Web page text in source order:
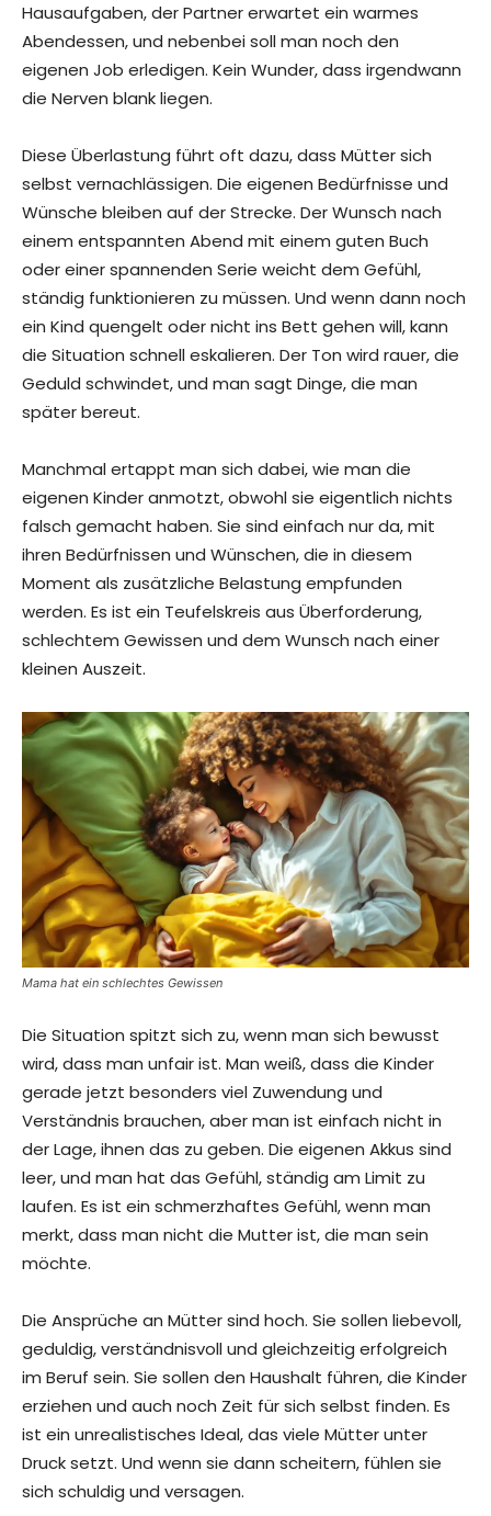
Hausaufgaben, der Partner erwartet ein warmes
Abendessen, und nebenbei soll man noch den
eigenen Job erledigen. Kein Wunder, dass irgendwann
die Nerven blank liegen.
Diese Überlastung führt oft dazu, dass Mütter sich
selbst vernachlässigen. Die eigenen Bedürfnisse und
Wünsche bleiben auf der Strecke. Der Wunsch nach
einem entspannten Abend mit einem guten Buch
oder einer spannenden Serie weicht dem Gefühl,
ständig funktionieren zu müssen. Und wenn dann noch
ein Kind quengelt oder nicht ins Bett gehen will, kann
die Situation schnell eskalieren. Der Ton wird rauer, die
Geduld schwindet, und man sagt Dinge, die man
später bereut.
Manchmal ertappt man sich dabei, wie man die
eigenen Kinder anmotzt, obwohl sie eigentlich nichts
falsch gemacht haben. Sie sind einfach nur da, mit
ihren Bedürfnissen und Wünschen, die in diesem
Moment als zusätzliche Belastung empfunden
werden. Es ist ein Teufelskreis aus Überforderung,
schlechtem Gewissen und dem Wunsch nach einer
kleinen Auszeit.
Mama hat ein schlechtes Gewissen
Die Situation spitzt sich zu, wenn man sich bewusst
wird, dass man unfair ist. Man weiß, dass die Kinder
gerade jetzt besonders viel Zuwendung und
Verständnis brauchen, aber man ist einfach nicht in
der Lage, ihnen das zu geben. Die eigenen Akkus sind
leer, und man hat das Gefühl, ständig am Limit zu
laufen. Es ist ein schmerzhaftes Gefühl, wenn man
merkt, dass man nicht die Mutter ist, die man sein
möchte.
Die Ansprüche an Mütter sind hoch. Sie sollen liebevoll,
geduldig, verständnisvoll und gleichzeitig erfolgreich
im Beruf sein. Sie sollen den Haushalt führen, die Kinder
erziehen und auch noch Zeit für sich selbst finden. Es
ist ein unrealistisches Ideal, das viele Mütter unter
Druck setzt. Und wenn sie dann scheitern, fühlen sie
sich schuldig und versagen.